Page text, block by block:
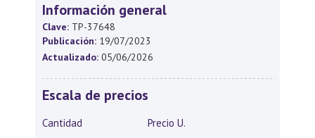
Información general
Clave: TP-37648
Publicación: 19/07/2023
Actualizado: 05/06/2026
Escala de precios
Cantidad Precio U.